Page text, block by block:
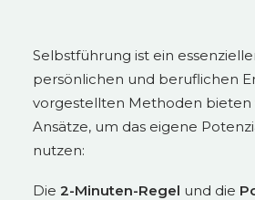
Selbstführung ist ein
persönlichen und beruflichen
vorgestellten Methoden bieten
Ansätze, um das eigene
nutzen:
Die 2-Minuten-Regel und die